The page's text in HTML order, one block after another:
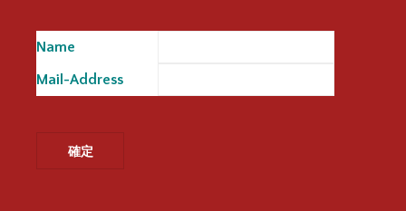
Name
Mail-Address